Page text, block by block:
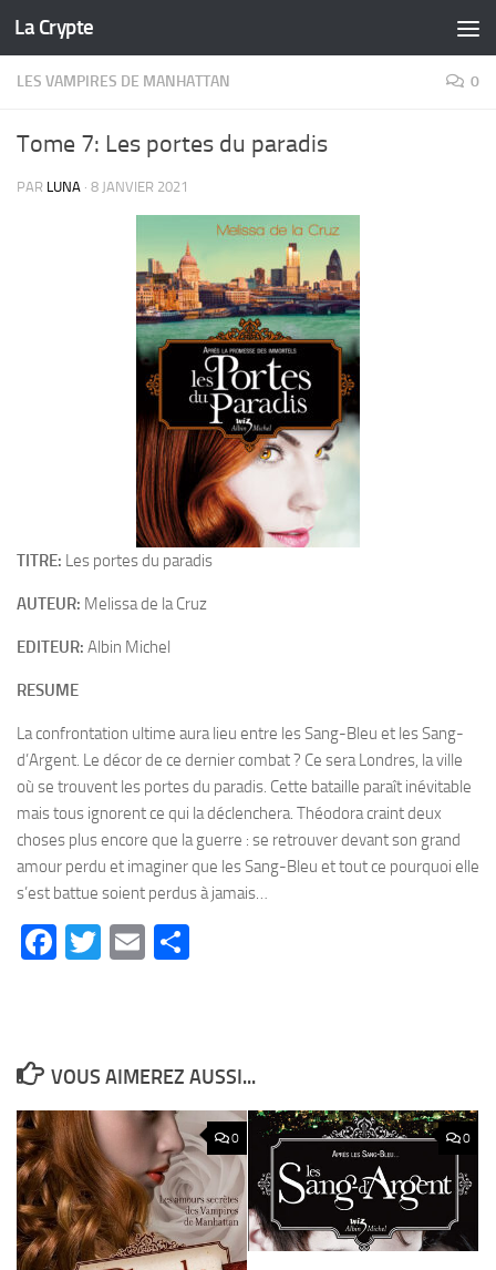
Skip to content
La Crypte
LES VAMPIRES DE MANHATTAN 0
Tome 7: Les portes du paradis
PAR LUNA · 8 JANVIER 2021
TITRE: Les portes du paradis
AUTEUR: Melissa de la Cruz
EDITEUR: Albin Michel
RESUME
La confrontation ultime aura lieu entre les Sang-Bleu et les Sang-
d’Argent. Le décor de ce dernier combat ? Ce sera Londres, la ville
où se trouvent les portes du paradis. Cette bataille paraît inévitable
mais tous ignorent ce qui la déclenchera. Théodora craint deux
choses plus encore que la guerre : se retrouver devant son grand
amour perdu et imaginer que les Sang-Bleu et tout ce pourquoi elle
s’est battue soient perdus à jamais…
Facebook
Twitter
Email
VOUS AIMEREZ AUSSI...
0 0